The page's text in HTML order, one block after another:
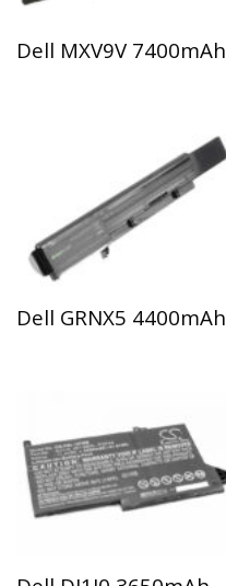
Dell MXV9V 7400mAh
Dell GRNX5 4400mAh